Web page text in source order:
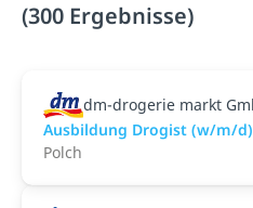
(300 Ergebnisse)
dm-drogerie markt
Ausbildung Drogist (w/m/
Polch